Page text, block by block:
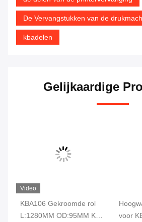
De Vervangstukken van de
kbadelen
Gelijkaardige
Video
KBA106 Gekroomde rol
L:1280MM OD:95MM KBA
voor